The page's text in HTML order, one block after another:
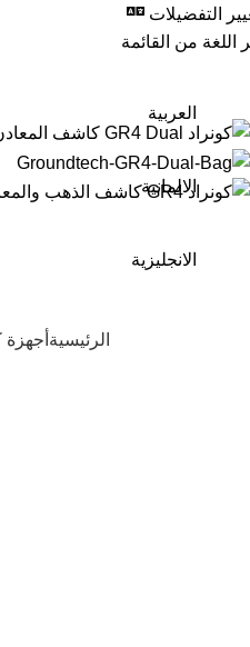
التفضيلات
اللغة من القائمة
العربية
الالمانية
الانجليزية
الرئيسية